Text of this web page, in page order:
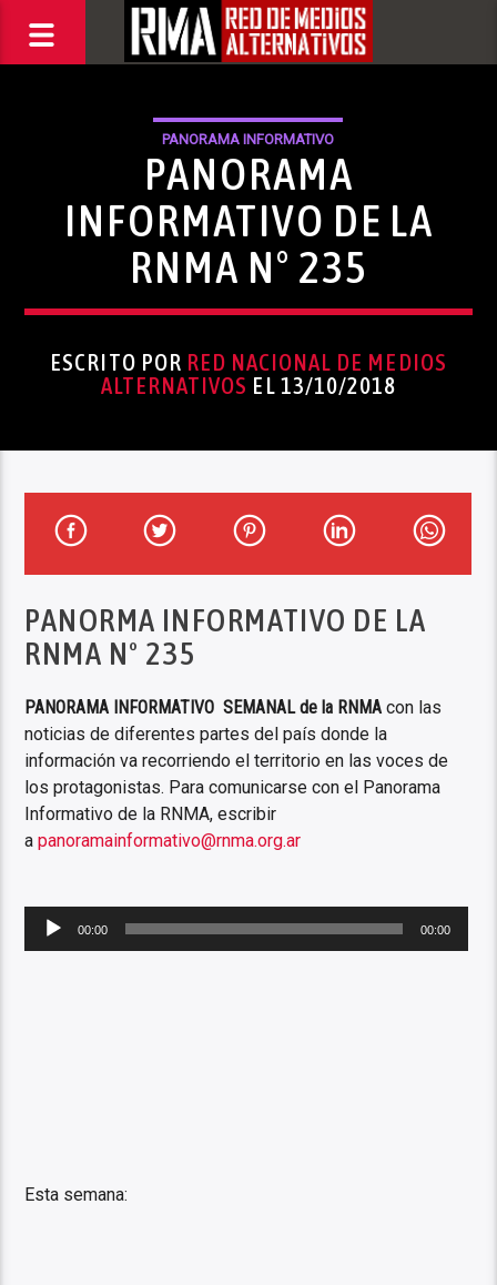
PANORAMA INFORMATIVO
PANORAMA
INFORMATIVO DE LA
RNMA N° 235
ESCRITO POR RED NACIONAL DE MEDIOS
ALTERNATIVOS EL 13/10/2018
PANORMA INFORMATIVO DE LA
RNMA N° 235
PANORAMA INFORMATIVO SEMANAL de la RNMA con las
noticias de diferentes partes del país donde la
información va recorriendo el territorio en las voces de
los protagonistas. Para comunicarse con el Panorama
Informativo de la RNMA, escribir
apanoramainformativo@rnma.org.ar
de
00:00 00:00
Esta semana: